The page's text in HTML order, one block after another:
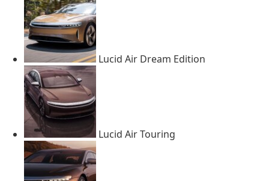
Lucid Air Dream Edition
Lucid Air Touring